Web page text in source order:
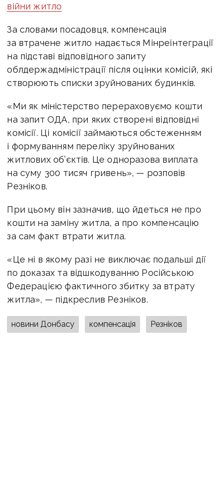
війни житло
За словами посадовця, компенсація
за втрачене житло надається Мінреінтеграції
на підставі відповідного запиту
облдержадміністрації після оцінки комісій, які
створюють списки зруйнованих будинків.
«Ми як міністерство перераховуємо кошти
на запит ОДА, при яких створені відповідні
комісії. Ці комісії займаються обстеженням
і формуванням переліку зруйнованих
житлових об’єктів. Це одноразова виплата
на суму 300 тисяч гривень», — розповів
Резніков.
При цьому він зазначив, що йдеться не про
кошти на заміну житла, а про компенсацію
за сам факт втрати житла.
«Це ні в якому разі не виключає подальші дії
по доказах та відшкодуванню Російською
Федерацією фактичного збитку за втрату
житла», — підкреслив Резніков.
новини Донбасу компенсація Резніков